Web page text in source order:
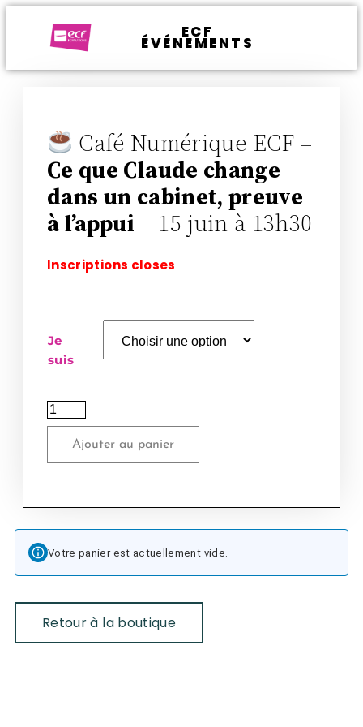
ECF
ÉVÉNEMENTS
Café Numérique ECF –
Ce que Claude change
dans un cabinet, preuve
à l’appui – 15 juin à 13h30
Inscriptions closes
Je
suis
Ajouter au panier
Votre panier est actuellement vide.
Retour à la boutique